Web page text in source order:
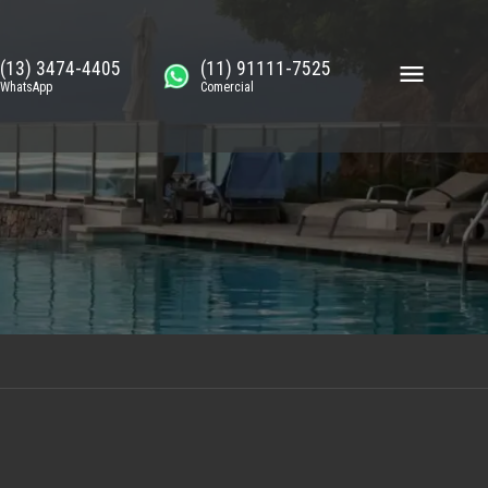
(13) 3474-4405
WhatsApp
(11) 91111-7525
Comercial